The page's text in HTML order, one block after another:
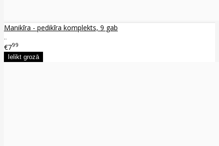
Manikīra - pedikīra komplekts, 9 gab
..
€799